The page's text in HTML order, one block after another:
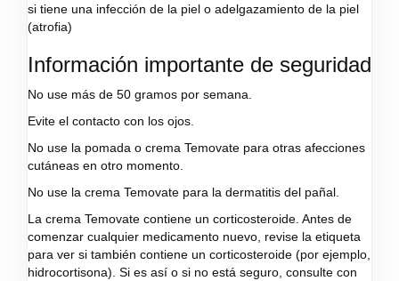
si tiene una infección de la piel o adelgazamiento de la piel
(atrofia)
Información importante de seguridad
No use más de 50 gramos por semana.
Evite el contacto con los ojos.
No use la pomada o crema Temovate para otras afecciones
cutáneas en otro momento.
No use la crema Temovate para la dermatitis del pañal.
La crema Temovate contiene un corticosteroide. Antes de
comenzar cualquier medicamento nuevo, revise la etiqueta
para ver si también contiene un corticosteroide (por ejemplo,
hidrocortisona). Si es así o si no está seguro, consulte con